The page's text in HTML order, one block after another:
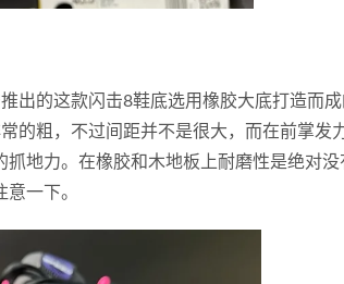
出的这款闪击8鞋底选用橡胶大底打造而
的粗，不过间距并不是很大，而在前掌发
抓地力。在橡胶和木地板上耐磨性是绝对
一下。